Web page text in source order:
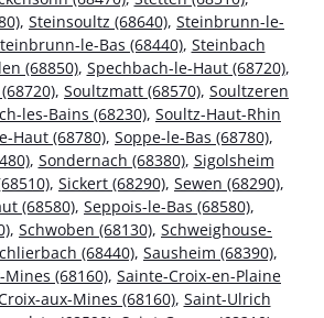
, Steinsoultz (68640), Steinbrunn-le-
le-Bas (68440), Steinbach
(68850), Spechbach-le-Haut (68720),
, Soultzmatt (68570), Soultzeren
les-Bains (68230), Soultz-Haut-Rhin
Haut (68780), Soppe-le-Bas (68780),
, Sondernach (68380), Sigolsheim
, Sickert (68290), Sewen (68290),
(68580), Seppois-le-Bas (68580),
, Schwoben (68130), Schweighouse-
(68440), Sausheim (68390),
(68160), Sainte-Croix-en-Plaine
aux-Mines (68160), Saint-Ulrich